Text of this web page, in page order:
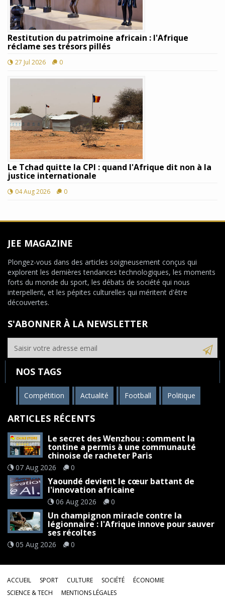
Restitution du patrimoine africain : l'Afrique
réclame ses trésors pillés
27 Jul 2026 0
Le Tchad quitte la CPI : quand l'Afrique dit non à la
justice internationale
04 Aug 2026 0
JEE MAGAZINE
Plongez-vous dans des articles soigneusement conçus qui
explorent les dernières tendances technologiques, les moments
forts du monde du sport, les débats de société qui nous
interpellent, et les pépites culturelles qui méritent d'être
découvertes.
S'ABONNER À LA NEWSLETTER
NOS TAGS
Compétition Actualité Football Politique
ARTICLES RÉCENTS
Le secret des Wenzhou : comment la
tontine a permis à une communauté
chinoise de racheter Paris
07 Aug 2026 0
Yaoundé devient le cœur battant de
l'innovation africaine
06 Aug 2026 0
Un champignon miracle contre la
légionnaire : l'Afrique innove pour sauver
ses récoltes
05 Aug 2026 0
ACCUEIL SPORT CULTURE SOCIÉTÉ
ÉCONOMIE
SCIENCE & TECH
MENTIONS LÉGALES